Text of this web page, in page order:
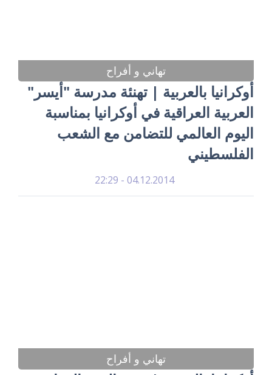
تهاني و أفراح
أوكرانيا بالعربية | تهنئة مدرسة "أيسر"
العربية العراقية في أوكرانيا بمناسبة
اليوم العالمي للتضامن مع الشعب
الفلسطيني
04.12.2014 - 22:29
تهاني و أفراح